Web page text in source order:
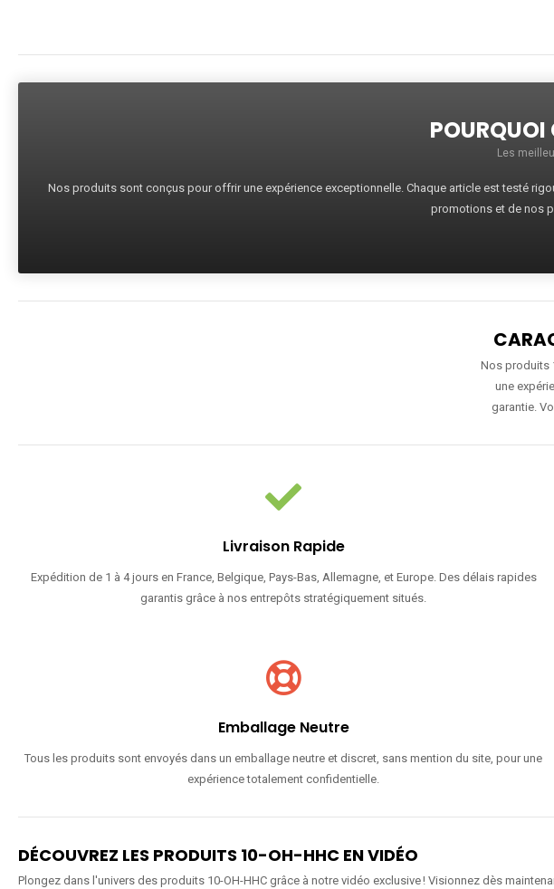
Les
Nos produits sont conçus pour offrir une expérience exceptionnelle. Chaque article est testé
promotions et de nos
Nos produits
une
garantie.
Livraison Rapide
Expédition de 1 à 4 jours en France, Belgique, Pays-Bas, Allemagne, et Europe. Des délais rapides
garantis grâce à nos entrepôts stratégiquement situés.
Emballage Neutre
Tous les produits sont envoyés dans un emballage neutre et discret, sans mention du site, pour une
expérience totalement confidentielle.
DÉCOUVREZ LES PRODUITS 10-OH-HHC EN VIDÉO
Plongez dans l'univers des produits 10-OH-HHC grâce à notre vidéo exclusive ! Visionnez dès